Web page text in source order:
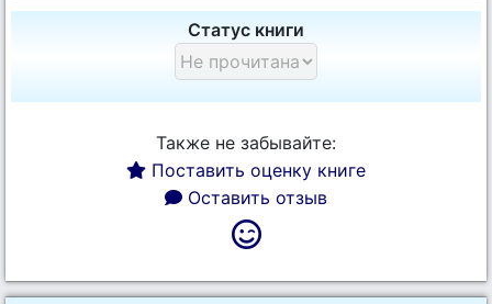
Статус книги
Также не забывайте:
Поставить оценку книге
Оставить отзыв